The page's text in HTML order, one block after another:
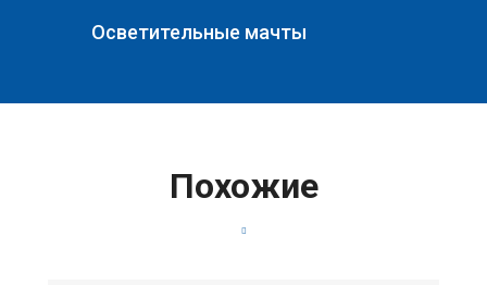
Осветительные мачты
Похожие